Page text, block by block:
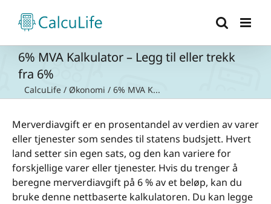
content
6% MVA Kalkulator – Legg til eller trekk
fra 6%
CalcuLife / Økonomi / 6% MVA K...
Merverdiavgift er en prosentandel av verdien av varer
eller tjenester som sendes til statens budsjett. Hvert
land setter sin egen sats, og den kan variere for
forskjellige varer eller tjenester. Hvis du trenger å
beregne merverdiavgift på 6 % av et beløp, kan du
bruke denne nettbaserte kalkulatoren. Du kan legge